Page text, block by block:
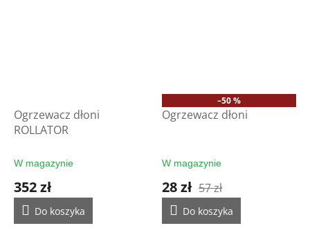
Ogrzewacz dłoni
ROLLATOR
W magazynie
352 zł
Do koszyka
–50 %
Ogrzewacz dłoni
W magazynie
28 zł 57 zł
Do koszyka